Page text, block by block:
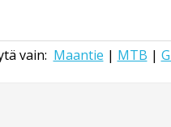
vain: Maantie | MTB |